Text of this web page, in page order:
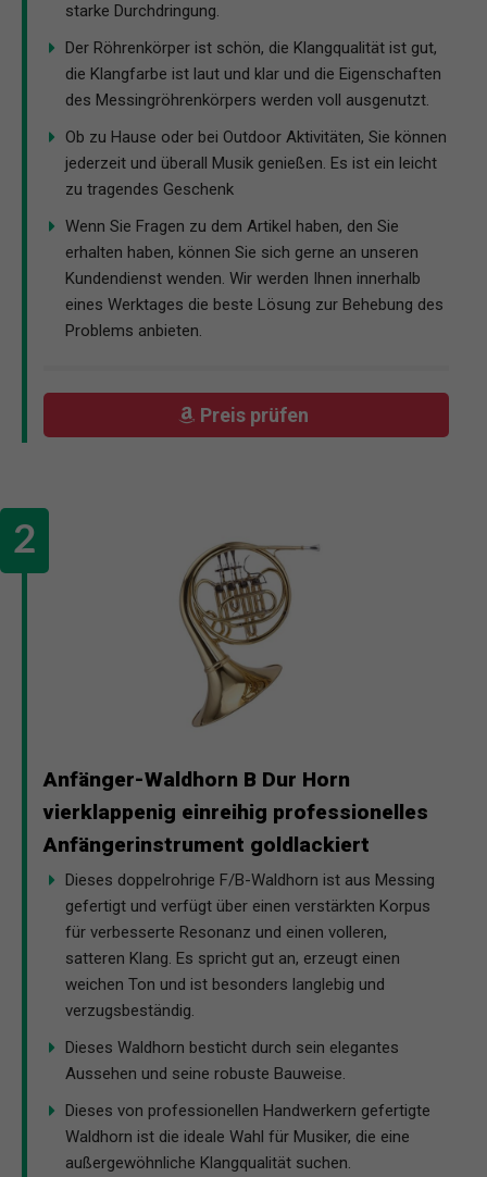
starke Durchdringung.
Der Röhrenkörper ist schön, die Klangqualität ist gut,
die Klangfarbe ist laut und klar und die Eigenschaften
des Messingröhrenkörpers werden voll ausgenutzt.
Ob zu Hause oder bei Outdoor Aktivitäten, Sie können
jederzeit und überall Musik genießen. Es ist ein leicht
zu tragendes Geschenk
Wenn Sie Fragen zu dem Artikel haben, den Sie
erhalten haben, können Sie sich gerne an unseren
Kundendienst wenden. Wir werden Ihnen innerhalb
eines Werktages die beste Lösung zur Behebung des
Problems anbieten.
Preis prüfen
Anfänger-Waldhorn B Dur Horn
vierklappenig einreihig professionelles
Anfängerinstrument goldlackiert
Dieses doppelrohrige F/B-Waldhorn ist aus Messing
gefertigt und verfügt über einen verstärkten Korpus
für verbesserte Resonanz und einen volleren,
satteren Klang. Es spricht gut an, erzeugt einen
weichen Ton und ist besonders langlebig und
verzugsbeständig.
Dieses Waldhorn besticht durch sein elegantes
Aussehen und seine robuste Bauweise.
Dieses von professionellen Handwerkern gefertigte
Waldhorn ist die ideale Wahl für Musiker, die eine
außergewöhnliche Klangqualität suchen.